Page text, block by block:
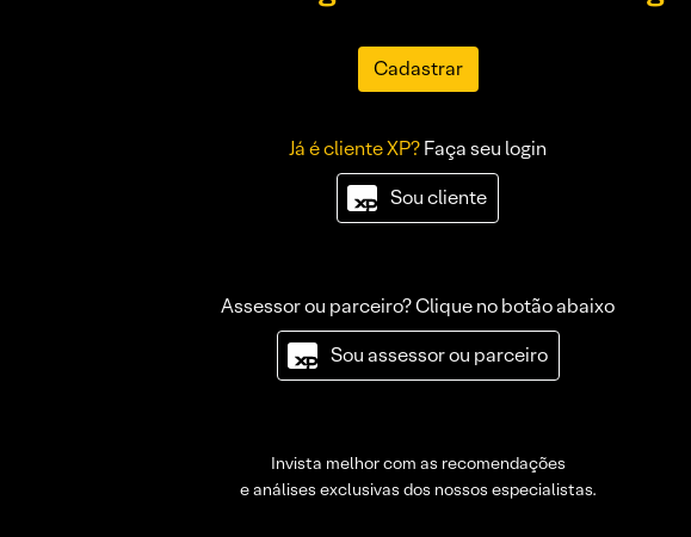
Cadastrar
Já é cliente XP?Faça seu login
Sou cliente
Assessor ou parceiro? Clique no botão abaixo
Sou assessor ou parceiro
Invista melhor com as recomendações
e análises exclusivas dos nossos especialistas.